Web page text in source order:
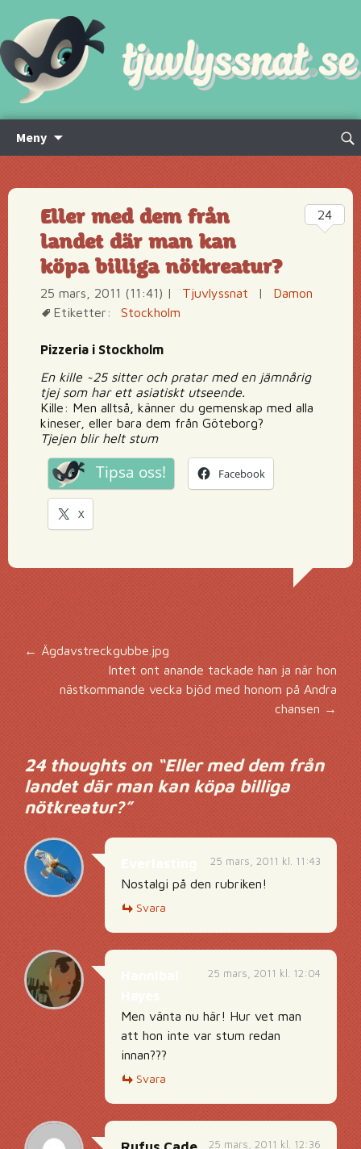
Meny
innehåll
Sök
Eller med dem från
landet där man kan
köpa billiga nötkreatur?
25 mars, 2011 (11:41) | Tjuvlyssnat |
Damon
Etiketter:
Stockholm
Pizzeria i Stockholm
En kille ~25 sitter och pratar med en jämnårig
tjej som har ett asiatiskt utseende.
Kille: Men alltså, känner du gemenskap med alla
kineser, eller bara dem från Göteborg?
Tjejen blir helt stum
Tipsa oss! Facebook
X
24
Inläggsnavigering
← Ägdavstreckgubbe.jpg
Intet ont anande tackade han ja när hon
nästkommande vecka bjöd med honom på Andra
chansen →
24 thoughts on “Eller med dem från
landet där man kan köpa billiga
nötkreatur?”
25 mars, 2011 kl. 11:43
Nostalgi på den rubriken!
Svara
25 mars, 2011 kl. 12:04
Men vänta nu här! Hur vet man
att hon inte var stum redan
innan???
Svara
25 mars, 2011 kl. 12:36